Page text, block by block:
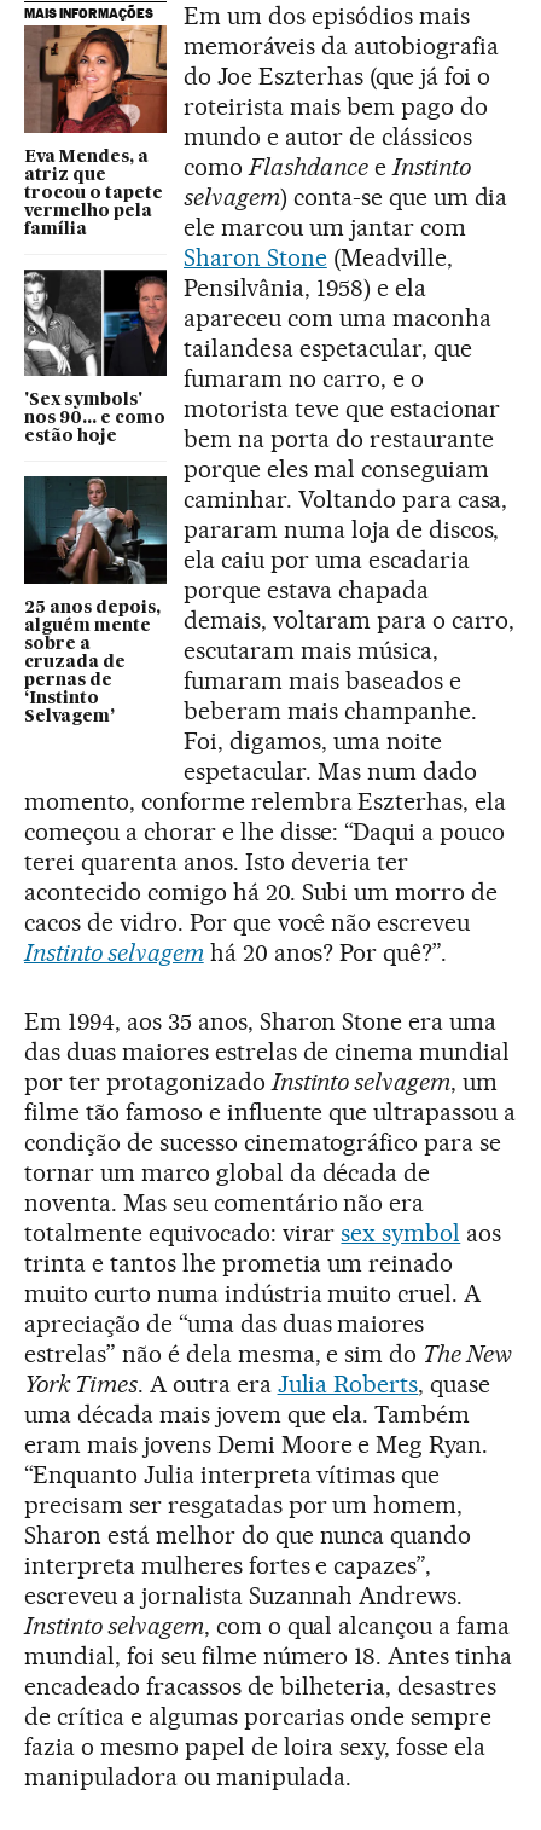
MAIS INFORMAÇÕES
Eva Mendes, a
atriz que
trocou o tapete
vermelho pela
família
'Sex symbols'
nos 90... e como
estão hoje
25 anos depois,
alguém mente
sobre a
cruzada de
pernas de
‘Instinto
Selvagem’
Em um dos episódios mais
memoráveis da autobiografia
do Joe Eszterhas (que já foi o
roteirista mais bem pago do
mundo e autor de clássicos
comoFlashdanceeInstinto
selvagem) conta-se que um dia
ele marcou um jantar com
Sharon Stone(Meadville,
Pensilvânia, 1958) e ela
apareceu com uma maconha
tailandesa espetacular, que
fumaram no carro, e o
motorista teve que estacionar
bem na porta do restaurante
porque eles mal conseguiam
caminhar. Voltando para casa,
pararam numa loja de discos,
ela caiu por uma escadaria
porque estava chapada
demais, voltaram para o carro,
escutaram mais música,
fumaram mais baseados e
beberam mais champanhe.
Foi, digamos, uma noite
espetacular. Mas num dado
momento, conforme relembra Eszterhas, ela
começou a chorar e lhe disse: “Daqui a pouco
terei quarenta anos. Isto deveria ter
acontecido comigo há 20. Subi um morro de
cacos de vidro. Por que você não escreveu
Instinto selvagemhá 20 anos? Por quê?”.
Em 1994, aos 35 anos, Sharon Stone era uma
das duas maiores estrelas de cinema mundial
por ter protagonizadoInstinto selvagem, um
filme tão famoso e influente que ultrapassou a
condição de sucesso cinematográfico para se
tornar um marco global da década de
noventa. Mas seu comentário não era
totalmente equivocado: virarsex symbol aos
trinta e tantos lhe prometia um reinado
muito curto numa indústria muito cruel. A
apreciação de “uma das duas maiores
estrelas” não é dela mesma, e sim do The New
York Times. A outra era Julia Roberts, quase
uma década mais jovem que ela. Também
eram mais jovens Demi Moore e Meg Ryan.
“Enquanto Julia interpreta vítimas que
precisam ser resgatadas por um homem,
Sharon está melhor do que nunca quando
interpreta mulheres fortes e capazes”,
escreveu a jornalista Suzannah Andrews.
Instinto selvagem, com o qual alcançou a fama
mundial, foi seu filme número 18. Antes tinha
encadeado fracassos de bilheteria, desastres
de crítica e algumas porcarias onde sempre
fazia o mesmo papel de loira sexy, fosse ela
manipuladora ou manipulada.